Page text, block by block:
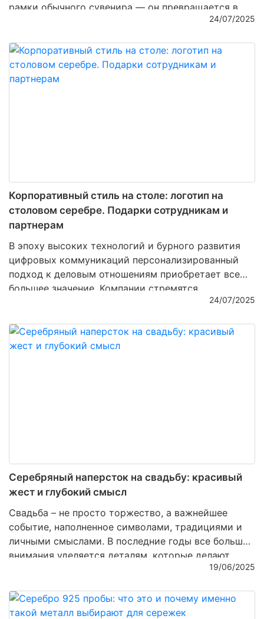
рамки обычного сувенира — он превращается в
вещь с историей, памятный артефакт, несущий
вензелем— изысканным узором из инициалов,
подчеркивающим индивидуальность получателя.
Ниже рассмотрим, по каким поводам дарить
24/07/2025
Корпоративный стиль на столе: логотип на
столовом серебре. Подарки сотрудникам и
партнерам
В эпоху высоких технологий и бурного развития
цифровых коммуникаций персонализированный
подход к деловым отношениям приобретает все
большее значение. Компании стремятся
подчеркнуть свою индивидуальность, выделиться
внимание своим сотрудникам и партнерам. Один
из утонченных способов это сделать — подарить
24/07/2025
Серебряный наперсток на свадьбу: красивый
жест и глубокий смысл
Свадьба – не просто торжество, а важнейшее
событие, наполненное символами, традициями и
личными смыслами. В последние годы все больше
внимания уделяется деталям, которые делают
праздник по-настоящему особенным, теплым и
видесеребряного наперстка. Предмет, казалось
бы, не самый очевидный для свадебного контекста,
19/06/2025